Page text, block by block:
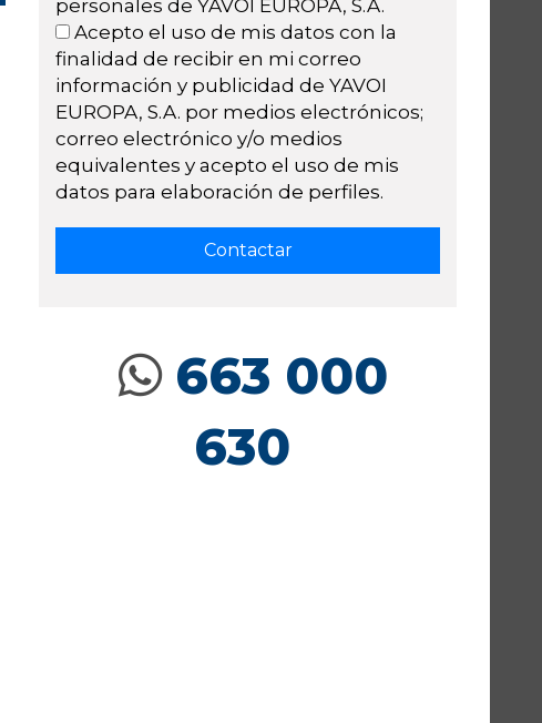
personales de YAVOI EUROPA, S.A.
Acepto el uso de mis datos con la
finalidad de recibir en mi correo
información y publicidad de YAVOI
EUROPA, S.A. por medios electrónicos;
correo electrónico y/o medios
equivalentes y acepto el uso de mis
datos para elaboración de perfiles.
663 000
630